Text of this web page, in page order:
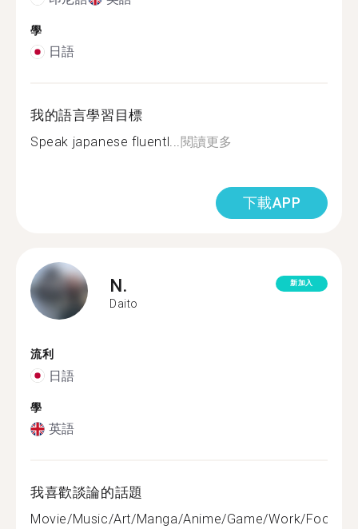
學
日語
我的語言學習目標
Speak japanese fluentl...閱讀更多
下載APP
N.
Daito
新加入
流利
日語
學
英語
我喜歡談論的話題
Movie/Music/Art/Manga/Anime/Game/Work/Food/